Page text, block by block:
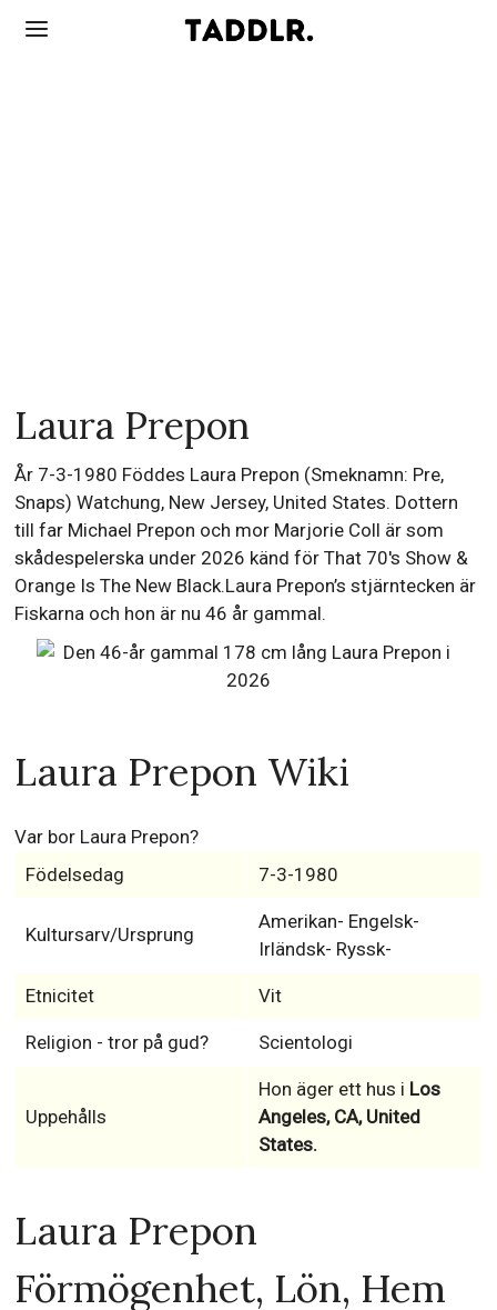
Laura Prepon
År 7-3-1980 Föddes Laura Prepon (Smeknamn: Pre,
Snaps) Watchung, New Jersey, United States. Dottern
till far Michael Prepon och mor Marjorie Coll är som
skådespelerska under 2026 känd för That 70's Show &
Orange Is The New Black.Laura Prepon’s stjärntecken är
Fiskarna och hon är nu 46 år gammal.
Laura Prepon Wiki
Var bor Laura Prepon?
Födelsedag
7-3-1980
Kultursarv/Ursprung
Amerikan- Engelsk-
Irländsk- Ryssk-
Etnicitet Vit
Religion - tror på gud? Scientologi
Uppehålls
Hon äger ett hus i Los
Angeles, CA, United
States.
Laura Prepon
Förmögenhet, Lön, Hem